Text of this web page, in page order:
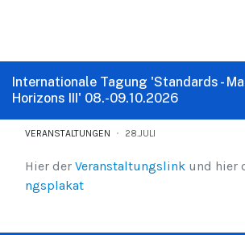
Internationale Tagung 'Standards -
Horizons III' 08.-09.10.2026
VERANSTALTUNGEN 28.JULI
Hier der Veranstaltungslink und hier
ngsplakat